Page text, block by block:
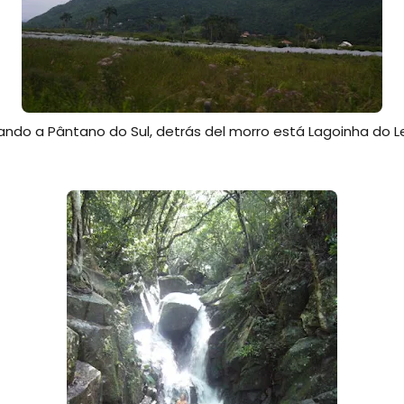
a Pântano do Sul, detrás del morro está Lagoinha do